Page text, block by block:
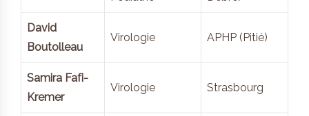
David
Boutolleau
Virologie APHP (Pitié)
Samira Fafi-
Kremer
Virologie Strasbourg